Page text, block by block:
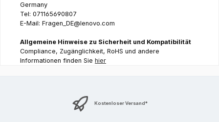
Germany
Tel: 071165690807
E-Mail: Fragen_DE@lenovo.com
Allgemeine Hinweise zu Sicherheit und Kompatibilität
Compliance, Zugänglichkeit, RoHS und andere
Informationen finden Sie hier
Kostenloser Versand*